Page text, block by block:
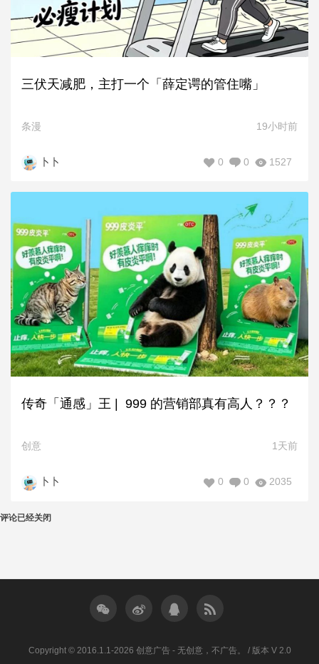
三伏天减肥，主打一个「薛定谔的管住嘴」
条漫 19小时前
卜卜 1527
0
0
传奇「通感」王 | 999 的营销部真有高人？？？
创意 1天前
卜卜 2035
0
0
评论已经关闭
Copyright © 2016.1.1-2026 创意广告 - 无创意，不广告。 / 版本 V 2.0